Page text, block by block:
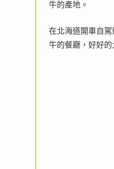
牛的產地。
在北海道開車自
牛的餐廳，好好的